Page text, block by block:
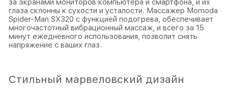
за экранами мониторов компьютера и смартфона, и их
глаза склонны к сухости и усталости. Массажер Momoda
Spider-Man SX320 с функцией подогрева, обеспечивает
многочастотный вибрационный массаж, и всего за 15
минут ежедневного использования, позволит снять
напряжение с ваших глаз.
Стильный марвеловский дизайн